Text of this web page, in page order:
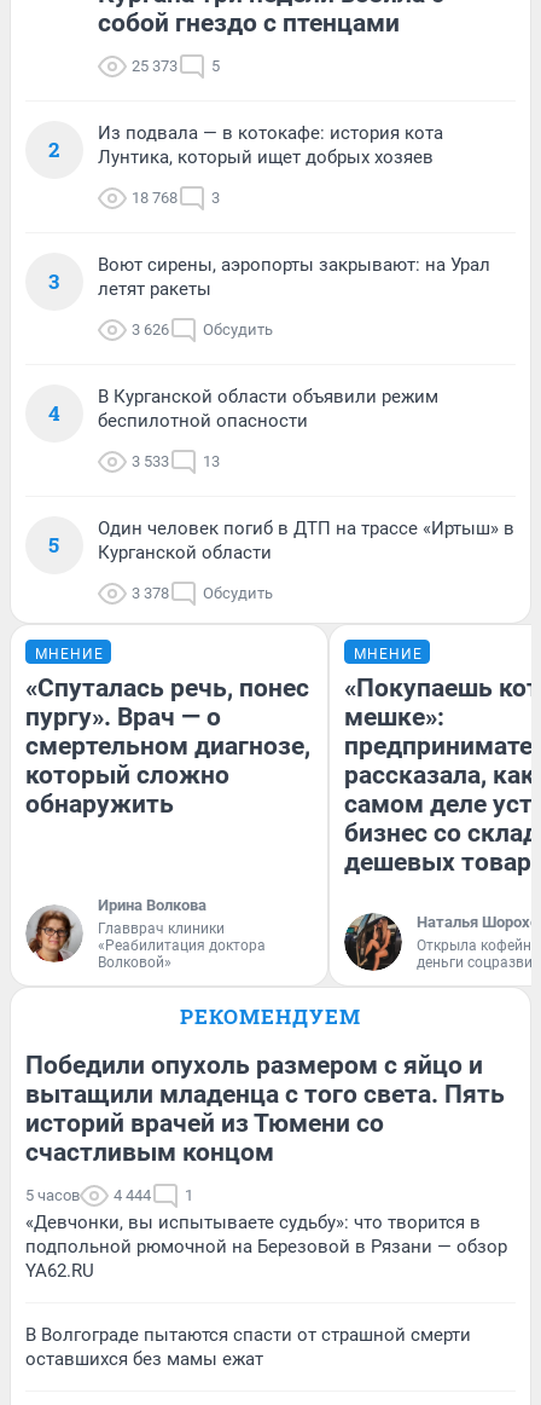
собой гнездо с птенцами
25 373 5
2
Из подвала — в котокафе: история кота
Лунтика, который ищет добрых хозяев
18 768 3
3
Воют сирены, аэропорты закрывают: на Урал
летят ракеты
3 626 Обсудить
4
В Курганской области объявили режим
беспилотной опасности
3 533 13
5
Один человек погиб в ДТП на трассе «Иртыш» в
Курганской области
3 378 Обсудить
МНЕНИЕ
«Спуталась речь, понес
пургу». Врач — о
смертельном диагнозе,
который сложно
обнаружить
Ирина Волкова
Главврач клиники
«Реабилитация доктора
Волковой»
МНЕНИЕ
«Покупаешь
мешке»:
рассказала, как
самом деле
бизнес со
дешевых
Наталья
Открыла
деньги
РЕКОМЕНДУЕМ
Победили опухоль размером с яйцо и
вытащили младенца с того света. Пять
историй врачей из Тюмени со
счастливым концом
5 часов 4 444 1
«Девчонки, вы испытываете судьбу»: что творится в
подпольной рюмочной на Березовой в Рязани — обзор
YA62.RU
В Волгограде пытаются спасти от страшной смерти
оставшихся без мамы ежат